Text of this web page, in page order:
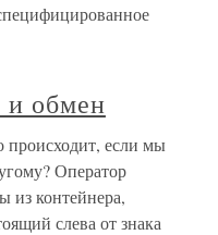
и обмен
происходит, если мы
Оператор
из контейнера,
слева от знака